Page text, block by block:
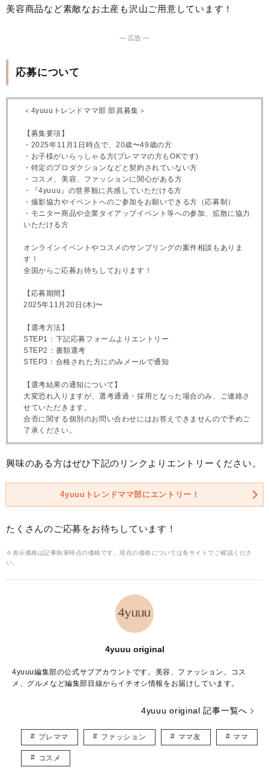
美容商品など素敵なお土産も沢山ご用意しています！
― 広告 ―
応募について
＜4yuuuトレンドママ部 部員募集＞
【募集要項】
・2025年11月1日時点で、20歳〜49歳の方
・お子様がいらっしゃる方(プレママの方もOKです)
・特定のプロダクションなどと契約されていない方
・コスメ、美容、ファッションに関心がある方
・『4yuuu』の世界観に共感していただける方
・撮影協力やイベントへのご参加をお願いできる方（応募制）
・モニター商品や企業タイアップイベント等への参加、拡散に協力
いただける方
オンラインイベントやコスメのサンプリングの案件相談もありま
す！
全国からご応募お待ちしております！
【応募期間】
2025年11月20日(木)〜
【選考方法】
STEP1：下記応募フォームよりエントリー
STEP2：書類選考
STEP3：合格された方にのみメールで通知
【選考結果の通知について】
大変恐れ入りますが、選考通過・採用となった場合のみ、ご連絡さ
せていただきます。
合否に関する個別のお問い合わせにはお答えできませんので予めご
了承ください。
興味のある方はぜひ下記のリンクよりエントリーください。
4yuuuトレンドママ部にエントリー！
たくさんのご応募をお待ちしています！
※表示価格は記事執筆時点の価格です。現在の価格については各サイトでご確認くださ
い。
4yuuu original
4yuuu編集部の公式サブアカウントです。美容、ファッション、コス
メ、グルメなど編集部目線からイチオシ情報をお届けしています。
4yuuu original 記事一覧へ
プレママ ファッション ママ友 ママ
コスメ